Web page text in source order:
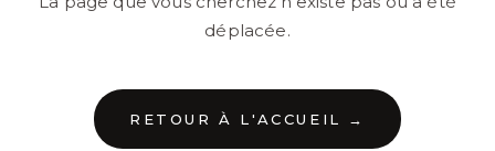
déplacée.
RETOUR À L'ACCUEIL →